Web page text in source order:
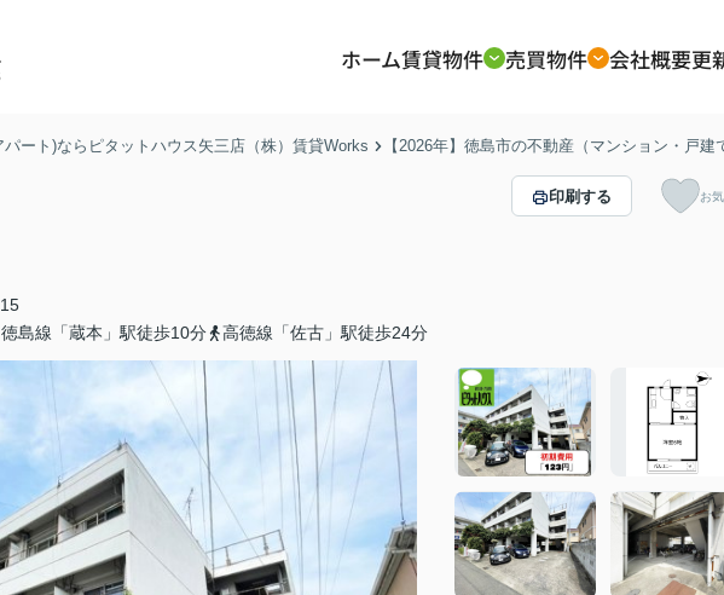
ホーム賃貸物件 売買物件 会社概要更
ート)ならピタットハウス矢三店（株）賃貸Works 【2026年】徳島市の不動産（マンション・戸
徳島線「蔵本」駅徒歩10分 高徳線「佐古」駅徒歩24分
印刷する お